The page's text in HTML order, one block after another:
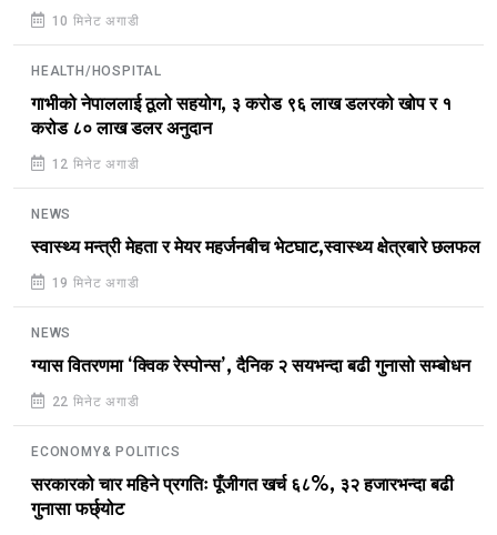
10 मिनेट अगाडी
HEALTH/HOSPITAL
गाभीको नेपाललाई ठूलो सहयोग, ३ करोड ९६ लाख डलरको खोप र १
करोड ८० लाख डलर अनुदान
12 मिनेट अगाडी
NEWS
स्वास्थ्य मन्त्री मेहता र मेयर महर्जनबीच भेटघाट,स्वास्थ्य क्षेत्रबारे छलफल
19 मिनेट अगाडी
NEWS
ग्यास वितरणमा ‘क्विक रेस्पोन्स’, दैनिक २ सयभन्दा बढी गुनासो सम्बोधन
22 मिनेट अगाडी
ECONOMY& POLITICS
सरकारको चार महिने प्रगतिः पूँजीगत खर्च ६८%, ३२ हजारभन्दा बढी
गुनासा फर्छ्योट